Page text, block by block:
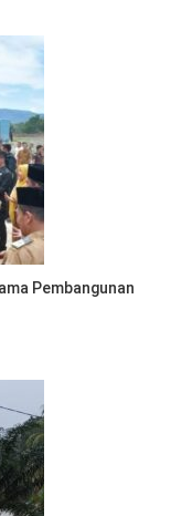
Pembangunan